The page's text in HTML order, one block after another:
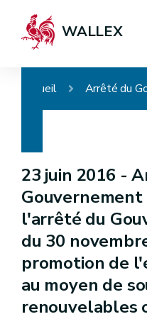
WALLEX
Accueil
23 juin 2016 -
l'arrêté du
du 30
promotion de
au moyen de
renouvelables